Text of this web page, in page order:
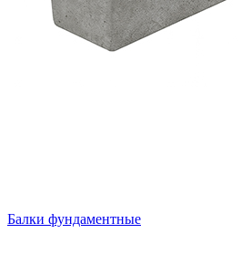
Балки фундаментные